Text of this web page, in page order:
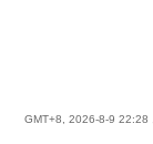
GMT+8, 2026-8-9 22:28